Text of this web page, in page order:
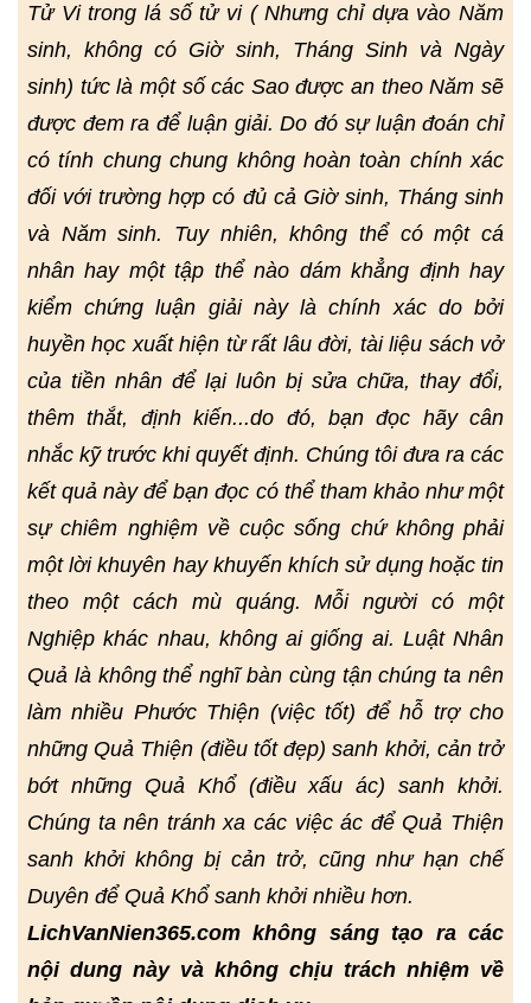
Tử Vi trong lá số tử vi ( Nhưng chỉ dựa vào Năm
sinh, không có Giờ sinh, Tháng Sinh và Ngày
sinh) tức là một số các Sao được an theo Năm sẽ
được đem ra để luận giải. Do đó sự luận đoán chỉ
có tính chung chung không hoàn toàn chính xác
đối với trường hợp có đủ cả Giờ sinh, Tháng sinh
và Năm sinh. Tuy nhiên, không thể có một cá
nhân hay một tập thể nào dám khẳng định hay
kiểm chứng luận giải này là chính xác do bởi
huyền học xuất hiện từ rất lâu đời, tài liệu sách vở
của tiền nhân để lại luôn bị sửa chữa, thay đổi,
thêm thắt, định kiến...do đó, bạn đọc hãy cân
nhắc kỹ trước khi quyết định. Chúng tôi đưa ra các
kết quả này để bạn đọc có thể tham khảo như một
sự chiêm nghiệm về cuộc sống chứ không phải
một lời khuyên hay khuyến khích sử dụng hoặc tin
theo một cách mù quáng. Mỗi người có một
Nghiệp khác nhau, không ai giống ai. Luật Nhân
Quả là không thể nghĩ bàn cùng tận chúng ta nên
làm nhiều Phước Thiện (việc tốt) để hỗ trợ cho
những Quả Thiện (điều tốt đẹp) sanh khởi, cản trở
bớt những Quả Khổ (điều xấu ác) sanh khởi.
Chúng ta nên tránh xa các việc ác để Quả Thiện
sanh khởi không bị cản trở, cũng như hạn chế
Duyên để Quả Khổ sanh khởi nhiều hơn.
LichVanNien365.com không sáng tạo ra các
nội dung này và không chịu trách nhiệm về